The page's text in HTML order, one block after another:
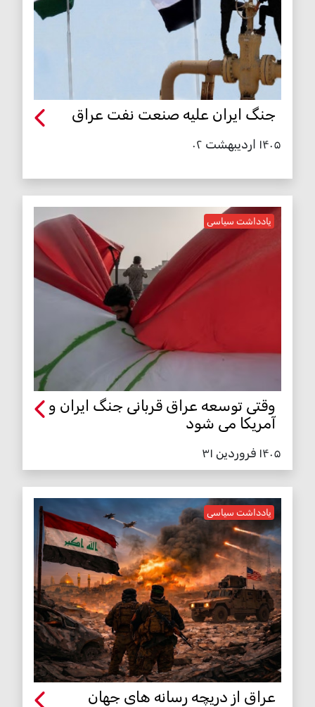
جنگ ایران علیه صنعت نفت عراق
۱۴۰۵ اردیبهشت ۰۲
یادداشت سیاسی
وقتی توسعه عراق قربانی جنگ ایران و
آمریکا می شود
۱۴۰۵ فروردین ۳۱
یادداشت سیاسی
عراق از دریچه رسانه های جهان